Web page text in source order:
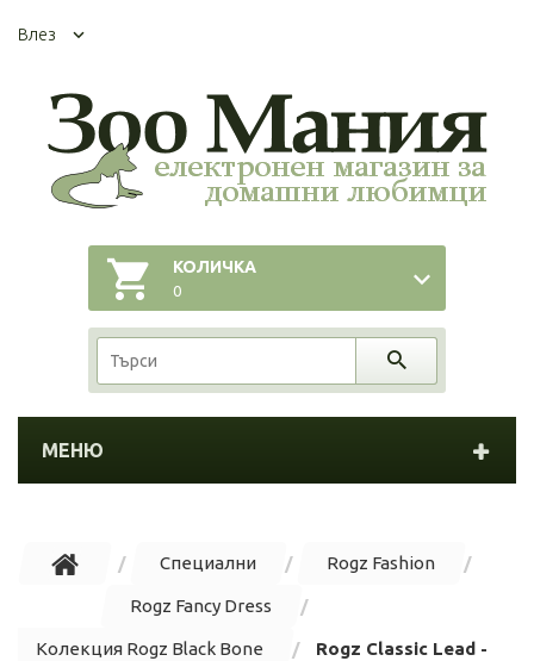
Влез
КОЛИЧКА
0
МЕНЮ
Специални Rogz Fashion
Rogz Fancy Dress
Колекция Rogz Black Bone Rogz Classic Lead -